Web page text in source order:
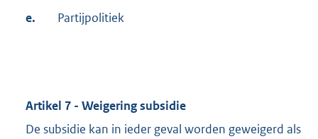
e. Partijpolitiek
Artikel 7 - Weigering subsidie
De subsidie kan in ieder geval worden geweigerd als